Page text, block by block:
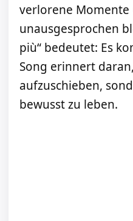
verlorene Momente
unausgesprochen
più“ bedeutet: Es
Song erinnert
aufzuschieben,
bewusst zu leben.